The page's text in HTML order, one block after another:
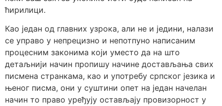
ћирилици.
Као један од главних узрока, али не и једини, налази
се управо у непрецизно и непотпуно написаним
процесним законима који уместо да на што
детаљнији начин пропишу начине достављања свих
писмена странкама, као и употребу српског језика и
њеног писма, они у суштини опет на један начелан
начин то право уређују остављају провизорност у